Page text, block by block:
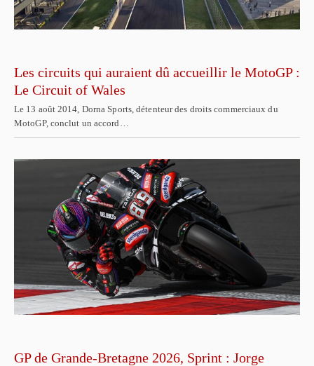
Les circuits qui auraient dû accueillir le MotoGP :
Le Circuit of Wales
Le 13 août 2014, Dorna Sports, détenteur des droits commerciaux du
MotoGP, conclut un accord…
GP de Grande-Bretagne 2026, Sprint : Jorge